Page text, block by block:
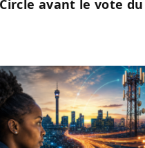
avant le vote du